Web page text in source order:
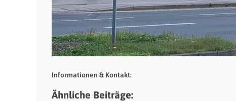
Informationen & Kontakt:
Ähnliche Beiträge: